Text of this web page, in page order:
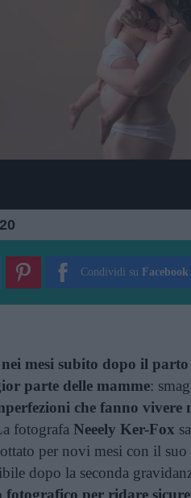
Condividi su Facebook
mesi subito dopo il
parte delle mamme:
che fanno vivere
fotografa Neeely Ker-Fox
per novi mesi con il
dopo la seconda
per ridare